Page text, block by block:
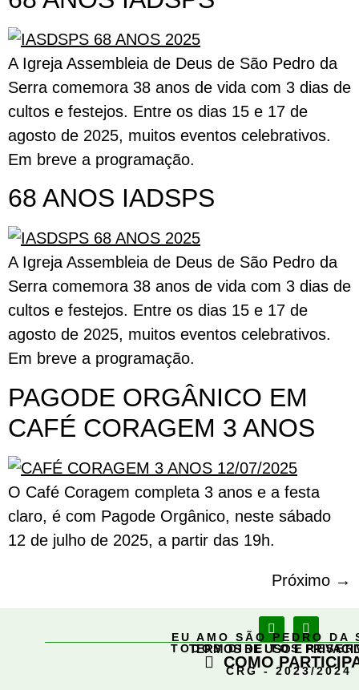
A Igreja Assembleia de Deus de São Pedro da
Serra comemora 38 anos de vida com 3 dias de
cultos e festejos. Entre os dias 15 e 17 de
agosto de 2025, muitos eventos celebrativos.
Em breve a programação.
68 ANOS IADSPS
A Igreja Assembleia de Deus de São Pedro da
Serra comemora 38 anos de vida com 3 dias de
cultos e festejos. Entre os dias 15 e 17 de
agosto de 2025, muitos eventos celebrativos.
Em breve a programação.
PAGODE ORGÂNICO EM
CAFÉ CORAGEM 3 ANOS
O Café Coragem completa 3 anos e a festa
claro, é com Pagode Orgânico, neste sábado
12 de julho de 2025, a partir das 19h.
Próximo →
EU AMO SÃO PEDRO DA
TODOS DIREITOS
CRG - 2023/2024
TERMOS DE USO E
COMO